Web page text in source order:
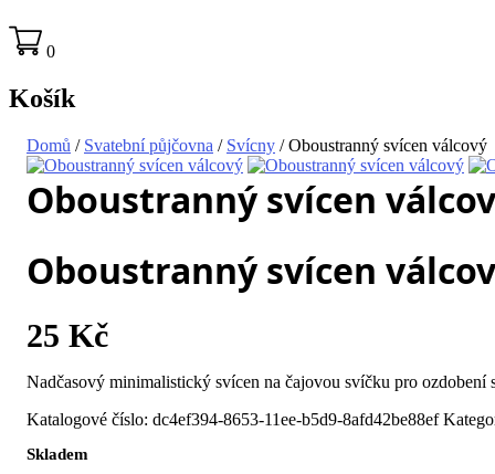
0
Košík
Domů / Svatební půjčovna / Svícny / Oboustranný svícen válcový
Oboustranný svícen
Oboustranný svícen
25 Kč
Nadčasový minimalistický svícen na čajovou svíčku pro ozdobení
Katalogové číslo: dc4ef394-8653-11ee-b5d9-8afd42be88ef
Skladem